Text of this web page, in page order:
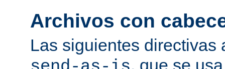
Archivos con
Las siguientes directivas